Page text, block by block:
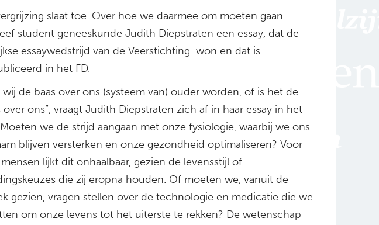
slaat toe. Over hoe we daarmee om moeten gaan
student geneeskunde Judith Diepstraten een essay, dat de
essaywedstrijd van de Veerstichting won en dat is
in het FD.
wij de baas over ons (systeem van) ouder worden, of is het de
over ons”, vraagt Judith Diepstraten zich af in haar essay in het
we de strijd aangaan met onze fysiologie, waarbij we ons
blijven versterken en onze gezondheid optimaliseren? Voor
lijkt dit onhaalbaar, gezien de levensstijl of
die zij eropna houden. Of moeten we, vanuit de
gezien, vragen stellen over de technologie en medicatie die we
om onze levens tot het uiterste te rekken? De wetenschap